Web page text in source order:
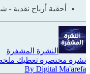
أحقية أرباح نقدية -
النشرة المشفرة
نشرة مختصرة تعطيك
By Digital Ma'arefa